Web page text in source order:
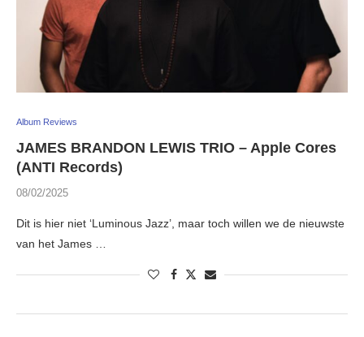
Album Reviews
JAMES BRANDON LEWIS TRIO – Apple Cores
(ANTI Records)
08/02/2025
Dit is hier niet ‘Luminous Jazz’, maar toch willen we de nieuwste
van het James …